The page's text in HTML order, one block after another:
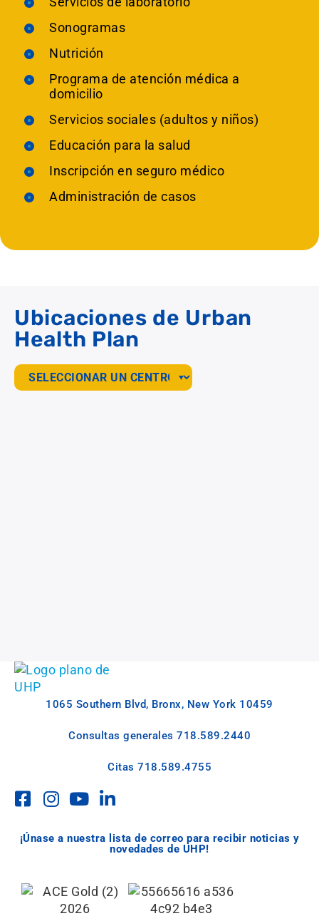
Sonogramas
Nutrición
Programa de atención médica a
domicilio
Servicios sociales (adultos y niños)
Educación para la salud
Inscripción en seguro médico
Administración de casos
Ubicaciones de Urban
Health Plan
1065 Southern Blvd, Bronx, New York 10459
Consultas generales 718.589.2440
Citas 718.589.4755
¡Únase a nuestra lista de correo para recibir noticias y
novedades de UHP!